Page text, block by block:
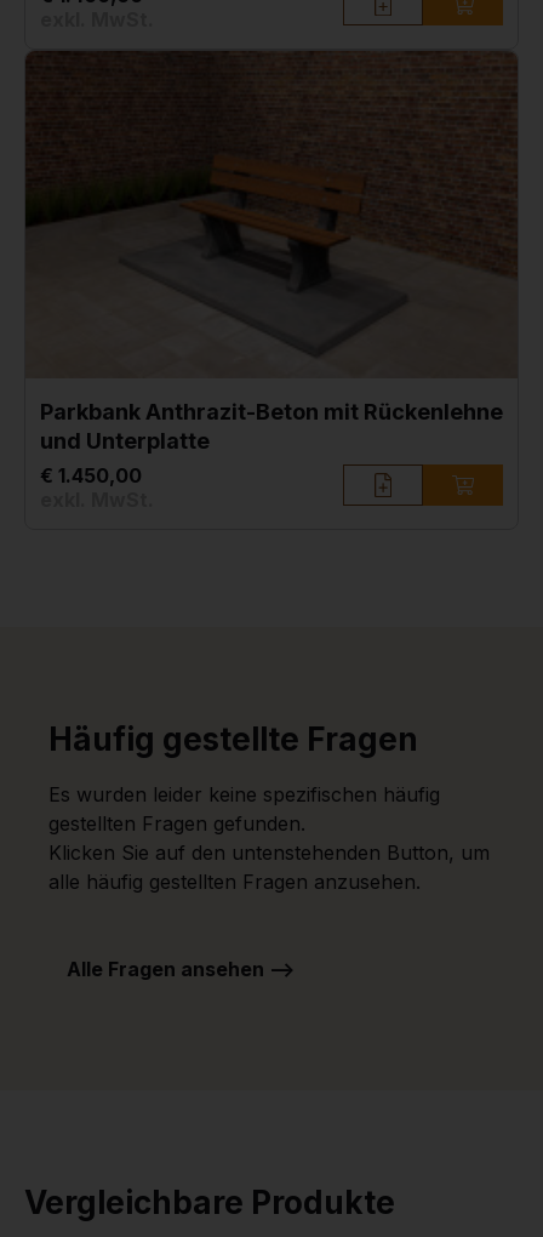
Parkbank Anthrazit-Beton mit Rückenlehne
und Unterplatte
€ 1.450,00
Häufig gestellte Fragen
Es wurden leider keine spezifischen häufig
gestellten Fragen gefunden.
Klicken Sie auf den untenstehenden Button, um
alle häufig gestellten Fragen anzusehen.
Alle Fragen ansehen -->
Vergleichbare Produkte